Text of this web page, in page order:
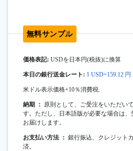
無料サンプル
価格表記: USDを日本円(税抜)に換算
本日の銀行送金レート: 1 USD=159.12 円
米ドル表示価格+10％消費税.
納期 ： 原則として、ご受注をいただい
す。ただし、日本語版が必要な場合は、
お届けします。
お支払い方法 ： 銀行振込、クレジット
済。